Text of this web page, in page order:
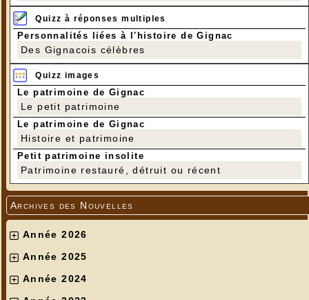
Quizz à réponses multiples
Personnalités liées à l'histoire de Gignac
Des Gignacois célèbres
Quizz images
Le patrimoine de Gignac
Le petit patrimoine
Le patrimoine de Gignac
Histoire et patrimoine
Petit patrimoine insolite
Patrimoine restauré, détruit ou récent
Archives des Nouvelles
Année 2026
Année 2025
Année 2024